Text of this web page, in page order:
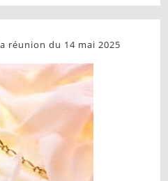
réunion du 14 mai 2025